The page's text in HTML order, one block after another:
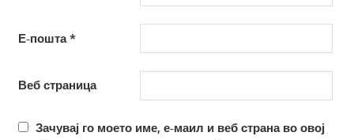
Е-пошта*
Веб страница
Зачувај го моето име, е-маил и веб страна во овој